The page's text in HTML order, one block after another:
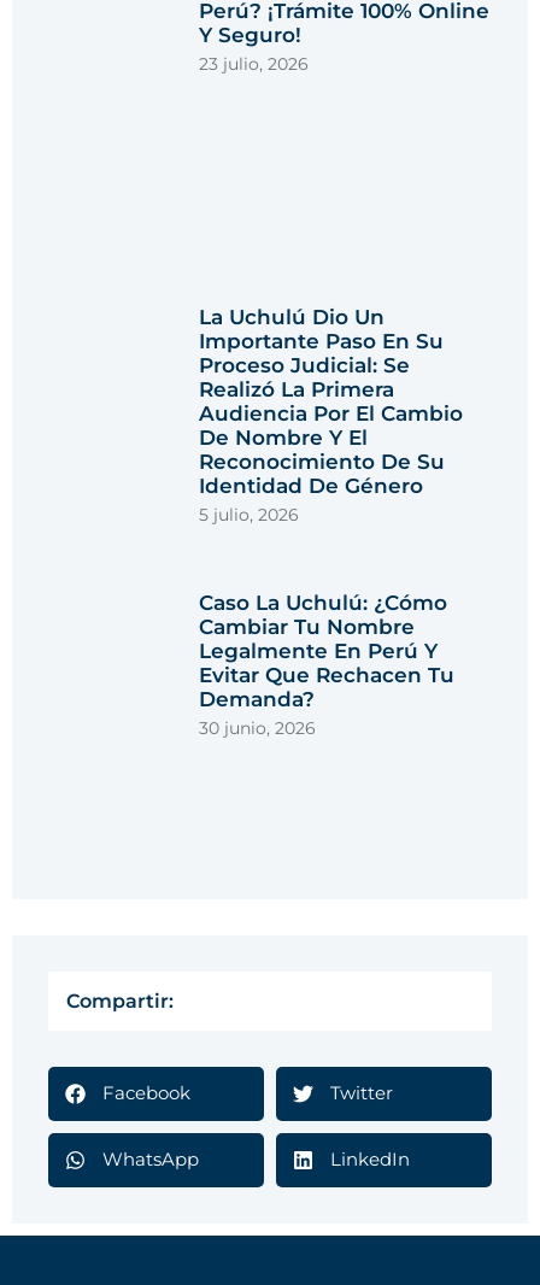
Perú? ¡Trámite 100% Online
Y Seguro!
23 julio, 2026
La Uchulú Dio Un
Importante Paso En Su
Proceso Judicial: Se
Realizó La Primera
Audiencia Por El Cambio
De Nombre Y El
Reconocimiento De Su
Identidad De Género
5 julio, 2026
Caso La Uchulú: ¿cómo
Cambiar Tu Nombre
Legalmente En Perú Y
Evitar Que Rechacen Tu
Demanda?
30 junio, 2026
Compartir:
Facebook Twitter
WhatsApp LinkedIn